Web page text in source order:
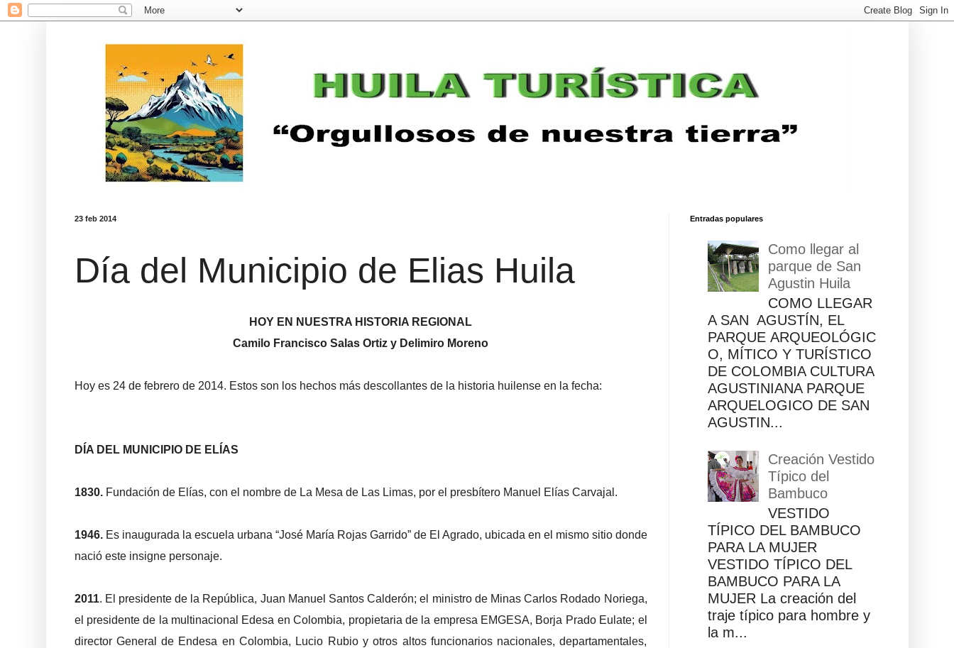
23 feb 2014
Día del Municipio de Elias Huila
HOY EN NUESTRA HISTORIA REGIONAL
Camilo Francisco Salas Ortiz y Delimiro Moreno
Hoy es 24 de febrero de 2014. Estos son los hechos más descollantes de la historia huilense en la fecha:
DÍA DEL MUNICIPIO DE ELÍAS
1830. Fundación de Elías, con el nombre de La Mesa de Las Limas, por el presbítero Manuel Elías Carvajal.
1946.Es inaugurada la escuela urbana “José María Rojas Garrido” de El Agrado, ubicada en el mismo sitio donde
nació este insigne personaje.
2011. El presidente de la República, Juan Manuel Santos Calderón; el ministro de Minas Carlos Rodado Noriega,
el presidente de la multinacional Edesa en Colombia, propietaria de la empresa EMGESA, Borja Prado Eulate; el
director General de Endesa en Colombia, Lucio Rubio y otros altos funcionarios nacionales, departamentales,
Entradas populares
Como llegar al
parque de San
Agustin Huila
COMO LLEGAR
A SAN AGUSTÍN, EL
PARQUE ARQUEOLÓGIC
O, MÍTICO Y TURÍSTICO
DE COLOMBIA CULTURA
AGUSTINIANA PARQUE
ARQUELOGICO DE SAN
AGUSTIN...
Creación Vestido
Típico del
Bambuco
VESTIDO
TÍPICO DEL BAMBUCO
PARA LA MUJER
VESTIDO TÍPICO DEL
BAMBUCO PARA LA
MUJER La creación del
traje típico para hombre y
la m...